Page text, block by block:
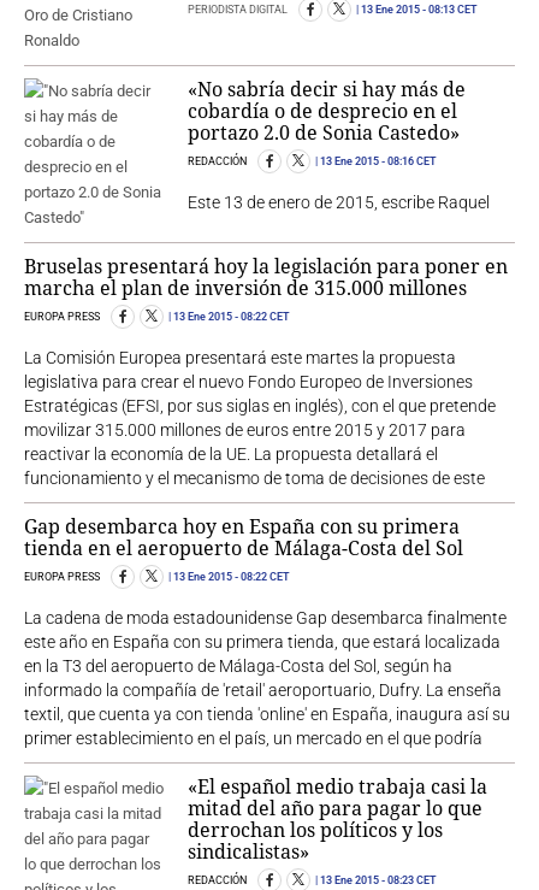
PERIODISTA DIGITAL 13 Ene 2015 - 08:13 CET
«No sabría decir si hay más de
cobardía o de desprecio en el
portazo 2.0 de Sonia Castedo»
REDACCIÓN 13 Ene 2015 - 08:16 CET
Este 13 de enero de 2015, escribe Raquel
Bruselas presentará hoy la legislación para poner en
marcha el plan de inversión de 315.000 millones
EUROPA PRESS 13 Ene 2015 - 08:22 CET
La Comisión Europea presentará este martes la propuesta
legislativa para crear el nuevo Fondo Europeo de Inversiones
Estratégicas (EFSI, por sus siglas en inglés), con el que pretende
movilizar 315.000 millones de euros entre 2015 y 2017 para
reactivar la economía de la UE. La propuesta detallará el
funcionamiento y el mecanismo de toma de decisiones de este
Gap desembarca hoy en España con su primera
tienda en el aeropuerto de Málaga-Costa del Sol
EUROPA PRESS 13 Ene 2015 - 08:22 CET
La cadena de moda estadounidense Gap desembarca finalmente
este año en España con su primera tienda, que estará localizada
en la T3 del aeropuerto de Málaga-Costa del Sol, según ha
informado la compañía de 'retail' aeroportuario, Dufry. La enseña
textil, que cuenta ya con tienda 'online' en España, inaugura así su
primer establecimiento en el país, un mercado en el que podría
«El español medio trabaja casi la
mitad del año para pagar lo que
derrochan los políticos y los
sindicalistas»
REDACCIÓN 13 Ene 2015 - 08:23 CET